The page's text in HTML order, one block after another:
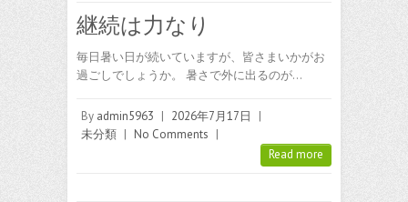
継続は力なり
毎日暑い日が続いていますが、皆さまいかがお
過ごしでしょうか。 暑さで外に出るのが…
By admin5963 | 2026年7月17日
|
未分類 | No Comments |
Read more